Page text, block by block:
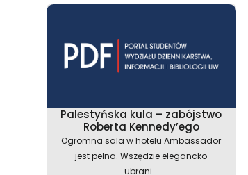
Palestyńska kula – zabójstwo
Roberta Kennedy’ego
Ogromna sala w hotelu Ambassador
jest pełna. Wszędzie elegancko
ubrani...